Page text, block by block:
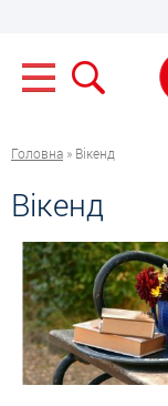
Головна » Вікенд
Вікенд